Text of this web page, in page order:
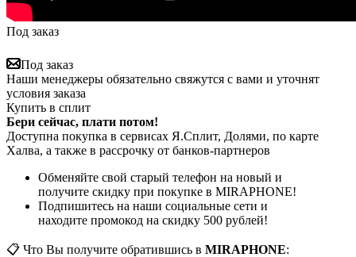
Под заказ
Под заказ
Наши менеджеры обязательно свяжутся с вами и уточнят
условия заказа
Купить в сплит
Бери сейчас, плати потом!
Доступна покупка в сервисах Я.Сплит, Долями, по карте
Халва, а также в рассрочку от банков-партнеров
Обменяйте свой старый телефон на новый и
получите скидку при покупке в MIRAPHONE!
Подпишитесь на наши социальные сети и
находите промокод на скидку 500 рублей!
📋 Что Вы получите обратившись в MIRAPHONE: